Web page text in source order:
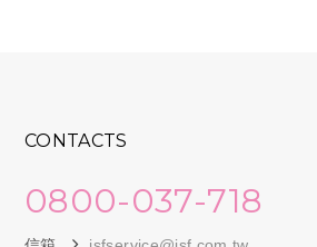
CONTACTS
0800-037-718